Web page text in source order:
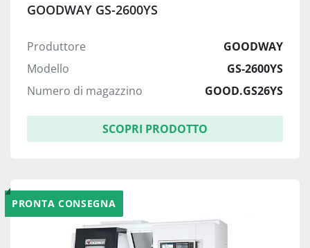
GOODWAY GS-2600YS
Produttore
GOODWAY
Modello
GS-2600YS
Numero di magazzino
GOOD.GS26YS
SCOPRI PRODOTTO
PRONTA CONSEGNA